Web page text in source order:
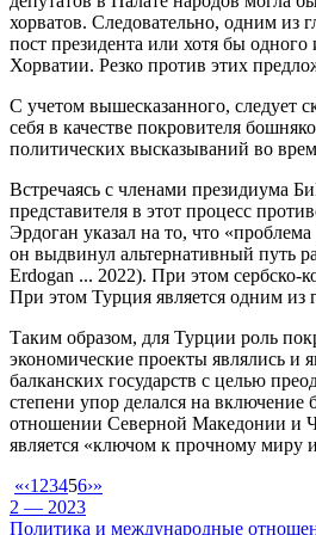
хорватов. Следовательно, одним из
пост президента или хотя бы
Хорватии. Резко против этих
С учетом вышесказанного, следует
себя в качестве покровителя
политических высказываний во
Встречаясь с членами президиума
представителя в этот процесс
Эрдоган указал на то, что
он выдвинул альтернативный путь
Erdogan ... 2022). При этом сербско-
При этом Турция является одним из
Таким образом, для Турции роль
экономические проекты являлись
балканских государств с целью
степени упор делался на включение
отношении Северной Македонии и
является «ключом к прочному миру
«‹1 23456›»
2 — 2023
Политика и международные